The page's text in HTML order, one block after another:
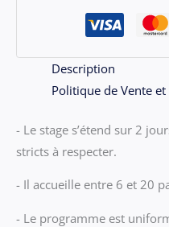
VENDREdi
SAMEdi
27
JUIN
Description
Politique de Vente
- Le stage s’étend sur 2
stricts à respecter.
- Il accueille entre 6 et 20
- Le programme est